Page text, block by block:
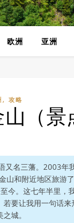
欧洲 亚洲
, 攻略
（景
又名三藩。2003年
山和附近地区旅游
今。这七年半里，
要让我用一句话
城。